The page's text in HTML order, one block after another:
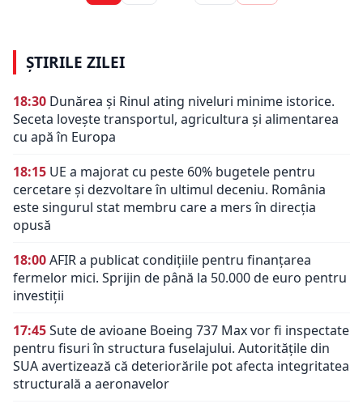
ȘTIRILE ZILEI
18:30 Dunărea și Rinul ating niveluri minime istorice.
Seceta lovește transportul, agricultura și alimentarea
cu apă în Europa
18:15 UE a majorat cu peste 60% bugetele pentru
cercetare și dezvoltare în ultimul deceniu. România
este singurul stat membru care a mers în direcția
opusă
18:00AFIR a publicat condițiile pentru finanțarea
fermelor mici. Sprijin de până la 50.000 de euro pentru
investiții
17:45Sute de avioane Boeing 737 Max vor fi inspectate
pentru fisuri în structura fuselajului. Autoritățile din
SUA avertizează că deteriorările pot afecta integritatea
structurală a aeronavelor